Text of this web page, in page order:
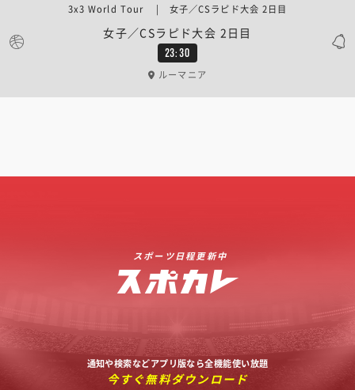
23:30
女子／CSラピド大会 2日目
3x3 World Tour | 女子／CSラピド大会 2日目
ルーマニア
スポーツ日程更新中
通知や検索などアプリ版なら全機能使い放題
今すぐ無料ダウンロード